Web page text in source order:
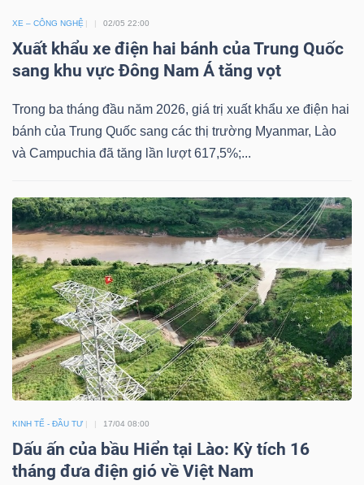
XE – CÔNG NGHỆ 02/05 22:00
Xuất khẩu xe điện hai bánh của Trung Quốc
sang khu vực Đông Nam Á tăng vọt
Trong ba tháng đầu năm 2026, giá trị xuất khẩu xe điện hai
bánh của Trung Quốc sang các thị trường Myanmar, Lào
và Campuchia đã tăng lần lượt 617,5%;...
KINH TẾ - ĐẦU TƯ 17/04 08:00
Dấu ấn của bầu Hiển tại Lào: Kỳ tích 16
tháng đưa điện gió về Việt Nam
TIÊU
DÙNG
THIẾT
CHĂM
SÓC
SỨC
KHỎE
TÀI
CHÍNH